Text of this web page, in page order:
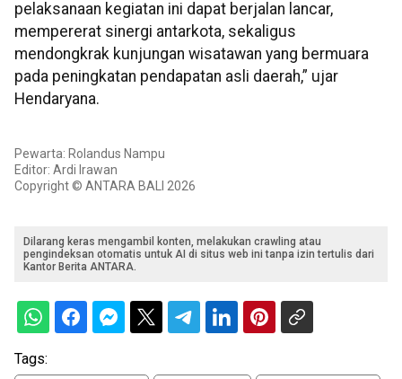
pelaksanaan kegiatan ini dapat berjalan lancar,
mempererat sinergi antarkota, sekaligus
mendongkrak kunjungan wisatawan yang bermuara
pada peningkatan pendapatan asli daerah,” ujar
Hendaryana.
Pewarta: Rolandus Nampu
Editor: Ardi Irawan
Copyright © ANTARA BALI 2026
Dilarang keras mengambil konten, melakukan crawling atau
pengindeksan otomatis untuk AI di situs web ini tanpa izin tertulis dari
Kantor Berita ANTARA.
Tags: